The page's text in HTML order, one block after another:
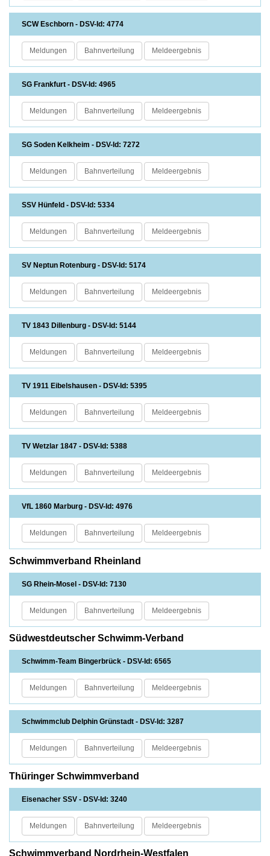
SCW Eschborn - DSV-Id: 4774
Meldungen Bahnverteilung Meldeergebnis
SG Frankfurt - DSV-Id: 4965
Meldungen Bahnverteilung Meldeergebnis
SG Soden Kelkheim - DSV-Id: 7272
Meldungen Bahnverteilung Meldeergebnis
SSV Hünfeld - DSV-Id: 5334
Meldungen Bahnverteilung Meldeergebnis
SV Neptun Rotenburg - DSV-Id: 5174
Meldungen Bahnverteilung Meldeergebnis
TV 1843 Dillenburg - DSV-Id: 5144
Meldungen Bahnverteilung Meldeergebnis
TV 1911 Eibelshausen - DSV-Id: 5395
Meldungen Bahnverteilung Meldeergebnis
TV Wetzlar 1847 - DSV-Id: 5388
Meldungen Bahnverteilung Meldeergebnis
VfL 1860 Marburg - DSV-Id: 4976
Meldungen Bahnverteilung Meldeergebnis
Schwimmverband Rheinland
SG Rhein-Mosel - DSV-Id: 7130
Meldungen Bahnverteilung Meldeergebnis
Südwestdeutscher Schwimm-Verband
Schwimm-Team Bingerbrück - DSV-Id: 6565
Meldungen Bahnverteilung Meldeergebnis
Schwimmclub Delphin Grünstadt - DSV-Id: 3287
Meldungen Bahnverteilung Meldeergebnis
Thüringer Schwimmverband
Eisenacher SSV - DSV-Id: 3240
Meldungen Bahnverteilung Meldeergebnis
Schwimmverband Nordrhein-Westfalen